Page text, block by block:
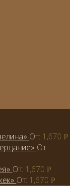
От: 1,670 Р
От:
От: 1,670 Р
От: 1,670 Р